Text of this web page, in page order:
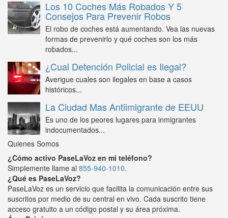
Los 10 Coches Más Robados Y 5
Consejos Para Prevenir Robos
El robo de coches está aumentando. Vea las nuevas
formas de prevenirlo y qué coches son los más
robados...
¿Cual Detención Policial es Ilegal?
Averigue cuales son ilegales en base a casos
históricos...
La Ciudad Mas Antiimigrante de EEUU
Es uno de los peores lugares para inmigrantes
indocumentados...
Quienes Somos
¿Cómo activo PaseLaVoz en mi teléfono?
Simplemente llame al 855-940-1010.
¿Qué es PaseLaVoz?
PaseLaVoz es un servicio que facilita la comunicación entre sus
suscritos por medio de su central en vivo. Cada suscrito tiene
acceso gratuito a un código postal y su área próxima.